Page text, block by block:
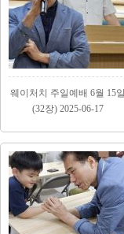
웨이처치 주일예배 6월 15일
(32장) 2025-06-17